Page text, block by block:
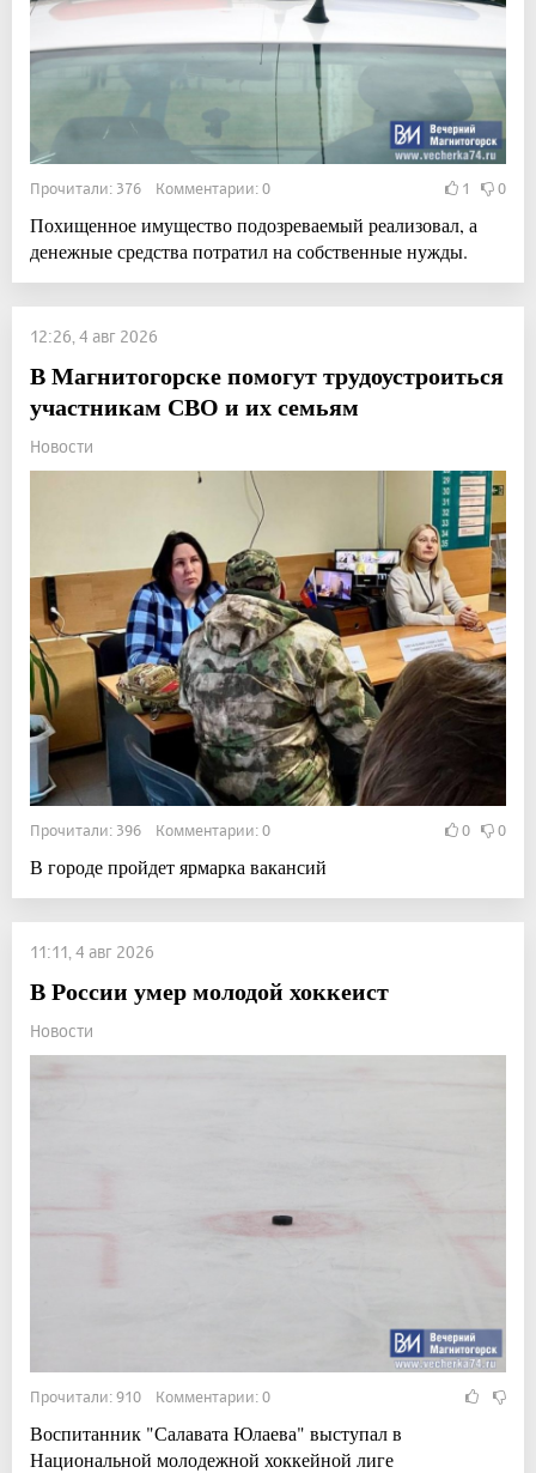
Прочитали: 376 Комментарии: 0 1 0
Похищенное имущество подозреваемый реализовал, а
денежные средства потратил на собственные нужды.
12:26, 4 авг 2026
В Магнитогорске помогут трудоустроиться
участникам СВО и их семьям
Новости
Прочитали: 396 Комментарии: 0 0 0
В городе пройдет ярмарка вакансий
11:11, 4 авг 2026
В России умер молодой хоккеист
Новости
Прочитали: 910 Комментарии: 0
Воспитанник "Салавата Юлаева" выступал в
Национальной молодежной хоккейной лиге